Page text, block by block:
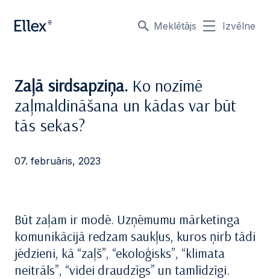
Meklētājs Izvēlne
Zaļā sirdsapziņa. Ko nozīmē
zaļmaldināšana un kādas var būt
tās sekas?
07. februāris, 2023
Būt zaļam ir modē. Uzņēmumu mārketinga
komunikācijā redzam saukļus, kuros ņirb tādi
jēdzieni, kā “zaļš”, “ekoloģisks”, “klimata
neitrāls”, “videi draudzīgs” un tamlīdzīgi.